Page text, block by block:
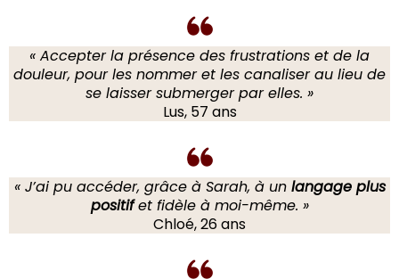
« Accepter la présence des frustrations et de la
douleur, pour les nommer et les canaliser au lieu de
se laisser submerger par elles. »
Lus, 57 ans
« J’ai pu accéder, grâce à Sarah, à un langage plus
positifet fidèle à moi-même. »
Chloé, 26 ans